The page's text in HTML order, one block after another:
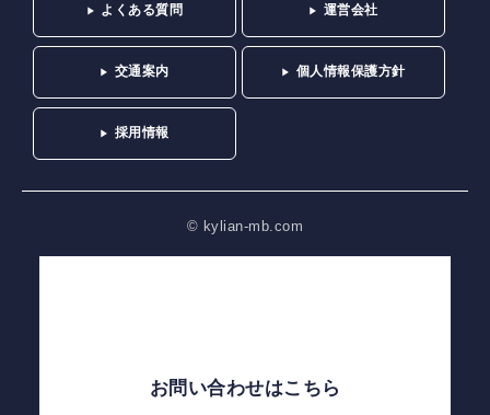
よくある質問 運営会社
交通案内 個人情報保護方針
採用情報
© kylian-mb.com
お問い合わせはこちら